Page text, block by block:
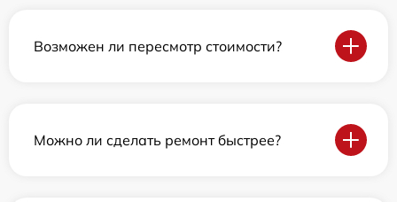
Возможен ли пересмотр стоимости?
Можно ли сделать ремонт быстрее?